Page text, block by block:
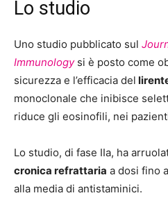
Lo studio
Uno studio pubblicato sul
Immunologysi è posto come
sicurezza e l’efficacia del
monoclonale che inibisce
riduce gli eosinofili, nei
Lo studio, di fase IIa, ha
cronica refrattaria a dosi fino
alla media di antistaminici.